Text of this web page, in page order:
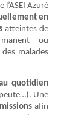
l’ASEI Azuré
en
atteintes de
ou
des malades
quotidien
Une
afin